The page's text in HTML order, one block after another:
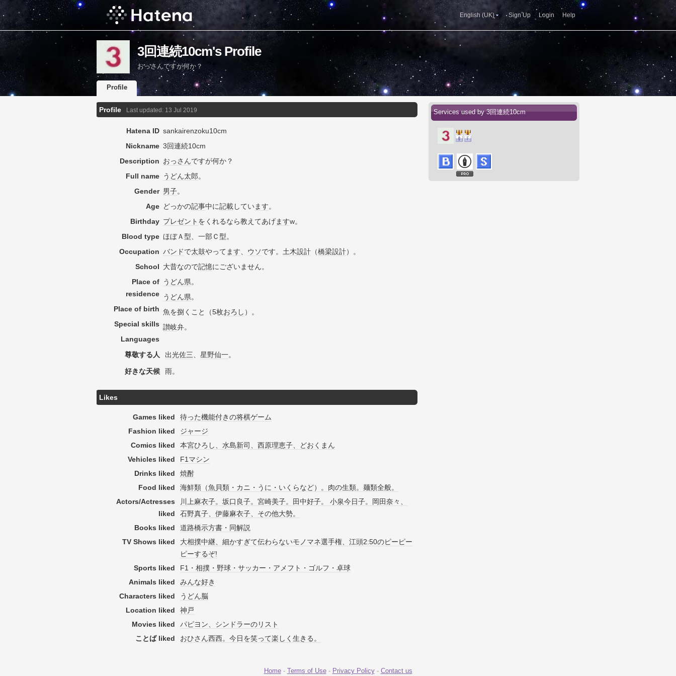
English (UK) Sign Up Login Help
3回連続10cm's Profile
おっさんですが何か？
Profile
Profile Last updated: 13 Jul 2019
Hatena ID sankairenzoku10cm
Nickname 3回連続10cm
Description おっさんですが何か？
Full name うどん太郎。
Gender 男子。
Age どっかの記事中に記載しています。
Birthday プレゼント をくれるなら教えてあげますw。
Blood type ほぼＡ型、一部Ｃ型。
Occupation バンドで太鼓やって ます、 ウソです。 土木設計 （橋梁設計）。
School 大昔なので記憶にございません。
Place of
residence
うどん県。
Place of birth
うどん県。
Special skills
魚を捌くこと（5枚おろし ）。
Languages
讃岐弁。
尊敬する人 出光佐三、 星野仙一。
好きな天候 雨。
Likes
Games liked
待った機能付きの将棋ゲーム
Fashion liked
ジャージ
Comics liked
本宮ひろし、水島新司、西原理恵子、どおくまん
Vehicles liked
F1マシン
Drinks liked
焼酎
Food liked
海鮮類（魚貝類・カニ・うに・いくらなど）。肉の生類。麺類全般。
Actors/Actresses
liked
川上麻衣子。坂口良子。宮崎美子。田中好子。 小泉今日子。岡田奈々、
石野真子、伊藤麻衣子、その他大勢。
Books liked
道路橋示方書・同解説
TV Shows liked
大相撲中継、細かすぎて伝わらないモノマネ選手権、江頭2:50のピーピー
ピーするぞ!
Sports liked
F1・相撲・野球・サッカー・アメフト・ゴルフ・卓球
Animals liked
みんな好き
Characters liked
うどん脳
Location liked
神戸
Movies liked
パピヨン、シンドラーのリスト
ことば liked
おひさん西西。今日を笑って楽しく生きる。
Services used by 3回連続10cm
Home- Terms of Use- Privacy Policy- Contact us